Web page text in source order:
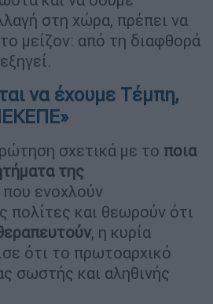
στη χώρα, πρέπει να
μείζον: από τη διαφθορά
να έχουμε Τέμπη,
σχετικά με το ποια
της
που ενοχλούν
πολίτες και θεωρούν ότι
, η κυρία
ότι το πρωτοαρχικό
σωστής και αληθινής